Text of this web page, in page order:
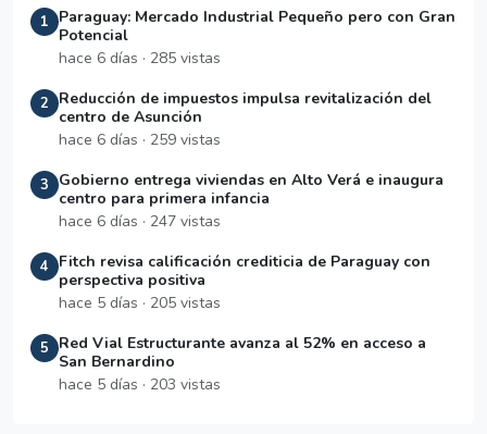
1
Paraguay: Mercado Industrial Pequeño pero con Gran
Potencial
hace 6 días · 285 vistas
2
Reducción de impuestos impulsa revitalización del
centro de Asunción
hace 6 días · 259 vistas
3
Gobierno entrega viviendas en Alto Verá e inaugura
centro para primera infancia
hace 6 días · 247 vistas
4
Fitch revisa calificación crediticia de Paraguay con
perspectiva positiva
hace 5 días · 205 vistas
5
Red Vial Estructurante avanza al 52% en acceso a
San Bernardino
hace 5 días · 203 vistas